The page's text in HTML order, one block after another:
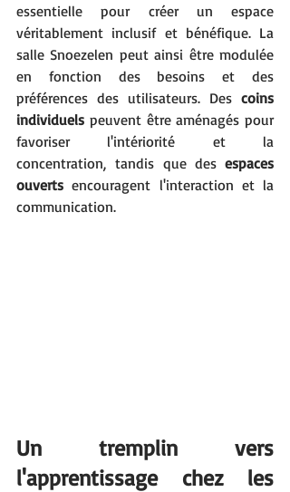
essentielle pour créer un espace
véritablement inclusif et bénéfique. La
salle Snoezelen peut ainsi être modulée
en fonction des besoins et des
préférences des utilisateurs. Des coins
individuels peuvent être aménagés pour
favoriser l'intériorité et la
concentration, tandis que des espaces
ouverts encouragent l'interaction et la
communication.
Un tremplin vers
l'apprentissage chez les